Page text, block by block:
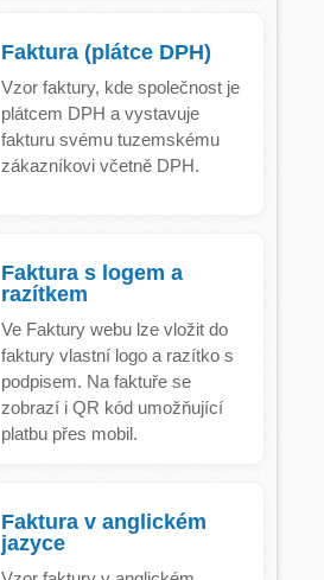
Faktura (plátce DPH)
Vzor faktury, kde společnost je
plátcem DPH a vystavuje
fakturu svému tuzemskému
zákazníkovi včetně DPH.
Faktura s logem a
razítkem
Ve Faktury webu lze vložit do
faktury vlastní logo a razítko s
podpisem. Na faktuře se
zobrazí i QR kód umožňující
platbu přes mobil.
Faktura v anglickém
jazyce